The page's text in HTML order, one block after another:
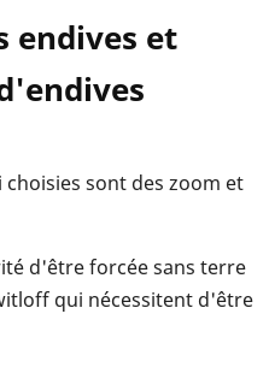
endives et
sont des zoom et
d'être forcée sans terre
qui nécessitent d'être